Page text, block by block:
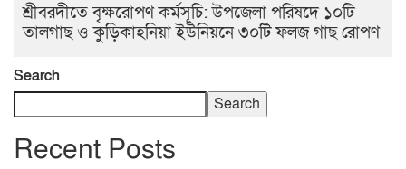
শ্রীবরদীতে বৃক্ষরোপণ কর্মসূচি: উপজেলা পরিষদে ১০টি
তালগাছ ও কুড়িকাহনিয়া ইউনিয়নে ৩০টি ফলজ গাছ রোপণ
Search
Search
Recent Posts